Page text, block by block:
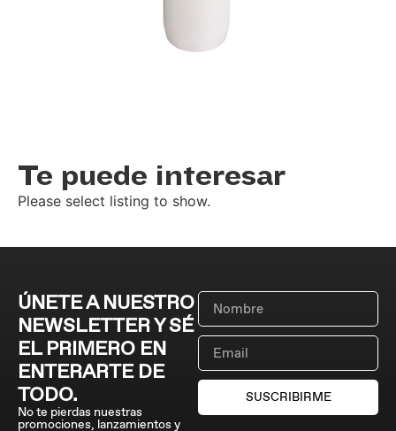
Te puede interesar
Please select listing to show.
ÚNETE A NUESTRO
NEWSLETTER Y SÉ
EL PRIMERO EN
ENTERARTE DE
TODO.
No te pierdas nuestras
promociones, lanzamientos y
SUSCRIBIRME